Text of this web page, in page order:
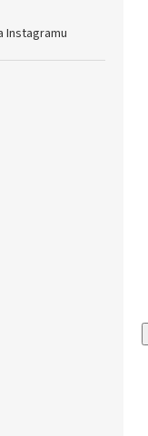
Instagramu